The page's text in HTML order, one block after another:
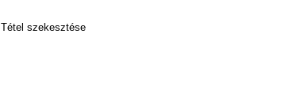
Tétel szekesztése